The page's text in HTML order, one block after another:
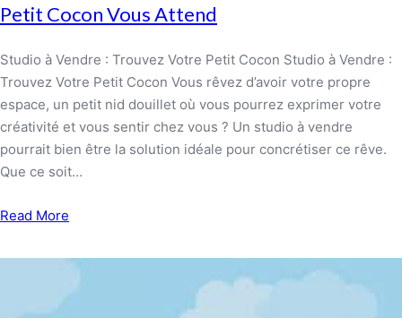
Petit Cocon Vous Attend
Studio à Vendre : Trouvez Votre Petit Cocon Studio à Vendre :
Trouvez Votre Petit Cocon Vous rêvez d’avoir votre propre
espace, un petit nid douillet où vous pourrez exprimer votre
créativité et vous sentir chez vous ? Un studio à vendre
pourrait bien être la solution idéale pour concrétiser ce rêve.
Que ce soit…
Read More